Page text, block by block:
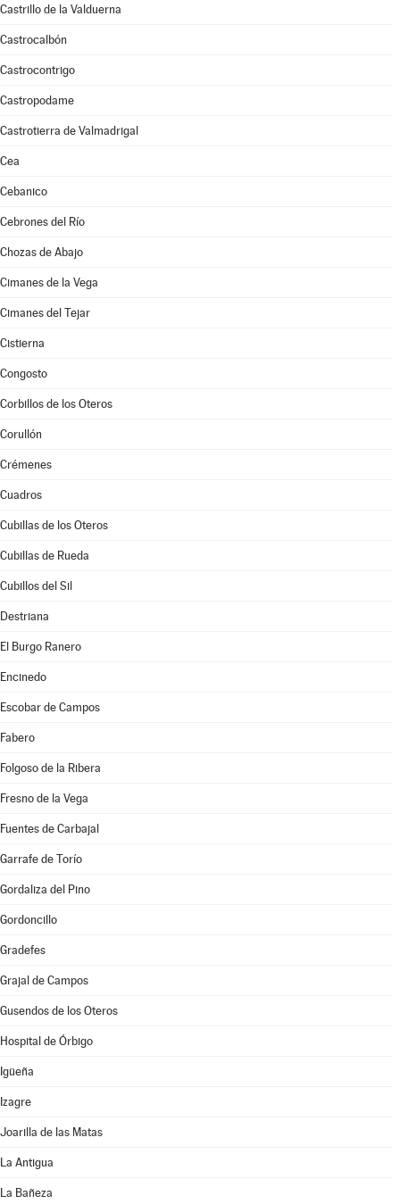
Castrillo de la Valduerna
Castrocalbón
Castrocontrigo
Castropodame
Castrotierra de Valmadrigal
Cea
Cebanico
Cebrones del Río
Chozas de Abajo
Cimanes de la Vega
Cimanes del Tejar
Cistierna
Congosto
Corbillos de los Oteros
Corullón
Crémenes
Cuadros
Cubillas de los Oteros
Cubillas de Rueda
Cubillos del Sil
Destriana
El Burgo Ranero
Encinedo
Escobar de Campos
Fabero
Folgoso de la Ribera
Fresno de la Vega
Fuentes de Carbajal
Garrafe de Torío
Gordaliza del Pino
Gordoncillo
Gradefes
Grajal de Campos
Gusendos de los Oteros
Hospital de Órbigo
Igüeña
Izagre
Joarilla de las Matas
La Antigua
La Bañeza